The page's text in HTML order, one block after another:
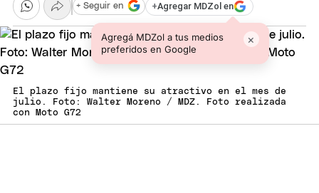
+Agregar MDZol en
Agregá MDZol a tus medios
preferidos en Google
×
+ Seguir en
El plazo fijo mantiene su atractivo en el mes de
julio. Foto: Walter Moreno / MDZ. Foto realizada
con Moto G72